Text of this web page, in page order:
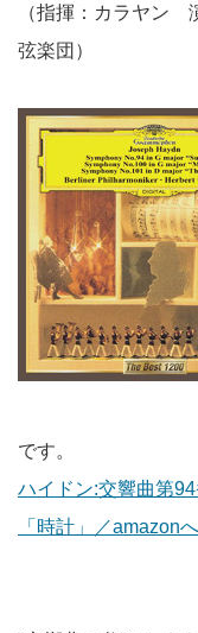
（指揮：カラヤン
弦楽団）
です。
ハイドン:交響曲第
「時計」／amazonへ